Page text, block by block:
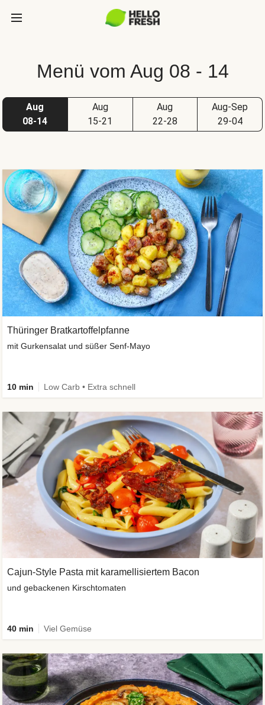
Menü vom Aug 08 - 14
Aug
08-14
Aug
15-21
Aug
22-28
Aug-Sep
29-04
Cajun-Style Pasta mit karamellisiertem Bacon
und gebackenen Kirschtomaten
40 min Viel Gemüse
Thüringer Bratkartoffelpfanne
mit Gurkensalat und süßer Senf-Mayo
10 min Low Carb • Extra schnell